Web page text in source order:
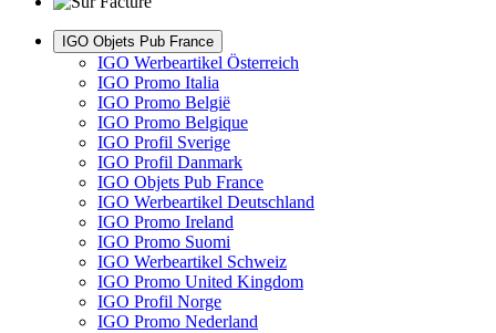
IGO Objets Pub France
IGO Werbeartikel Österreich
IGO Promo Italia
IGO Promo België
IGO Promo Belgique
IGO Profil Sverige
IGO Profil Danmark
IGO Objets Pub France
IGO Werbeartikel Deutschland
IGO Promo Ireland
IGO Promo Suomi
IGO Werbeartikel Schweiz
IGO Promo United Kingdom
IGO Profil Norge
IGO Promo Nederland